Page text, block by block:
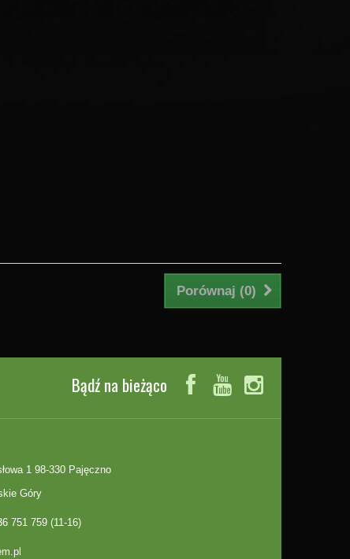
Porównaj (0)
Bądź na bieżąco
1 98-330 Pajęczno
Góry
751 759 (11-16)